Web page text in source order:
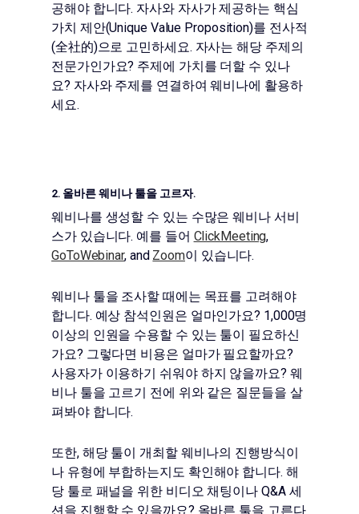
공해야 합니다. 자사와 자사가 제공하는 핵심
가치 제안(Unique Value Proposition)를 전사적
(全社的)으로 고민하세요. 자사는 해당 주제의
전문가인가요? 주제에 가치를 더할 수 있나
요? 자사와 주제를 연결하여 웨비나에 활용하
세요.
2. 올바른 웨비나 툴을 고르자.
웨비나를 생성할 수 있는 수많은 웨비나 서비
스가 있습니다. 예를 들어 ClickMeeting,
GoToWebinar, and Zoom이 있습니다.
웨비나 툴을 조사할 때에는 목표를 고려해야
합니다. 예상 참석인원은 얼마인가요? 1,000명
이상의 인원을 수용할 수 있는 툴이 필요하신
가요? 그렇다면 비용은 얼마가 필요할까요?
사용자가 이용하기 쉬워야 하지 않을까요? 웨
비나 툴을 고르기 전에 위와 같은 질문들을 살
펴봐야 합니다.
또한, 해당 툴이 개최할 웨비나의 진행방식이
나 유형에 부합하는지도 확인해야 합니다. 해
당 툴로 패널을 위한 비디오 채팅이나 Q&A 세
션을 진행할 수 있을까요? 올바른 툴을 고른다